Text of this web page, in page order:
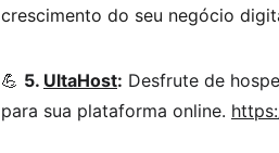
crescimento do seu negócio
💪 5. UltaHost: Desfrute de
para sua plataforma online.